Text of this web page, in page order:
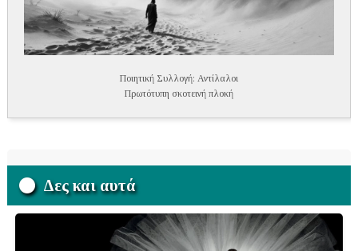
Ποιητική Συλλογή: Αντίλαλοι
Πρωτότυπη σκοτεινή πλοκή
Δες και αυτά